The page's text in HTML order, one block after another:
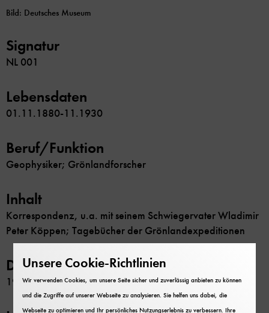
Bild: Deutsches Museum
Signatur
NL 001
Lebensdaten
01.11.1880-11.1930
Beruf/Funktion
Geophysiker; Grönlandforscher
Inhalt
Korrespondenz, u.a. mit seinem Schwiegervater Wladimir
Peter Köppen; Tagebücher der Grönlandexpeditionen
Datierung
1905-1931
Unsere Cookie-Richtlinien
Wir verwenden Cookies, um unsere Seite sicher und zuverlässig anbieten zu können
und die Zugriffe auf unserer Webseite zu analysieren. Sie helfen uns dabei, die
Webseite zu optimieren und Ihr persönliches Nutzungserlebnis zu verbessern. Ihre